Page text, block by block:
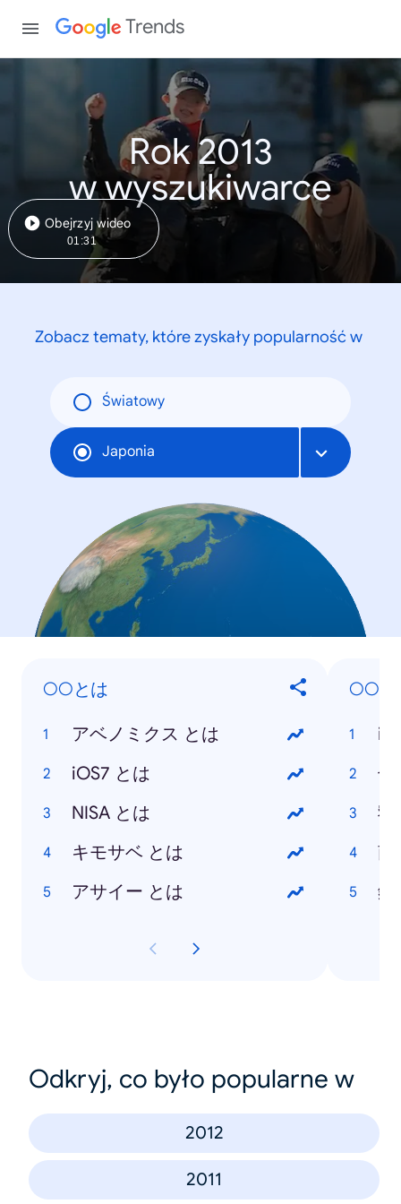
Trends
Rok 2013
w wyszukiwarce
Obejrzyj wideo
01:31
Zobacz tematy, które zyskały popularność w
Światowy
Japonia
○○とは
アベノミクス とは
iOS7 とは
NISA とは
キモサベ とは
アサイー とは
○○は
七
寝
南
鏡
Odkryj, co było popularne w
2012
2011